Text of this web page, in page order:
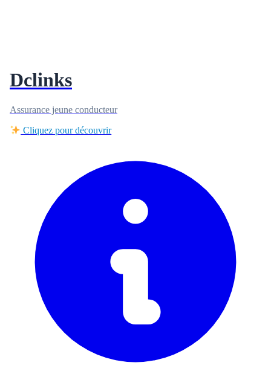
Dclinks
Assurance jeune conducteur
Cliquez pour découvrir